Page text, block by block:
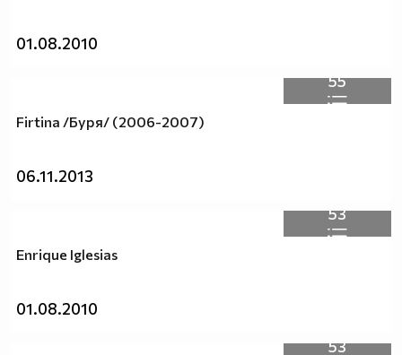
01.08.2010
55
Firtina /Буря/ (2006-2007)
06.11.2013
53
Enrique Iglesias
01.08.2010
53